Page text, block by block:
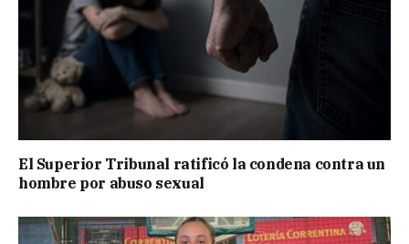
El Superior Tribunal ratificó la condena contra un
hombre por abuso sexual